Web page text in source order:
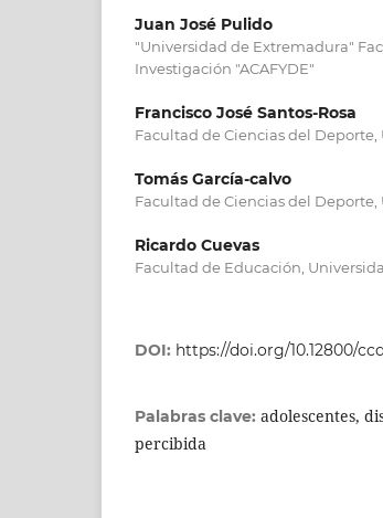
Juan José Pulido
"Universidad de Extremadura"
Investigación "ACAFYDE"
Francisco José Santos-Rosa
Facultad de Ciencias del
Tomás García-calvo
Facultad de Ciencias del
Ricardo Cuevas
Facultad de Educación,
DOI: https://doi.org/10.12800/
Palabras clave: adolescentes,
percibida